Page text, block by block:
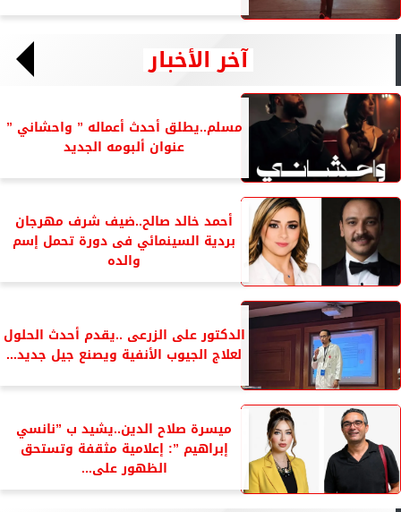
آخر الأخبار
مسلم..يطلق أحدث أعماله ” واحشاني ”
عنوان ألبومه الجديد
أحمد خالد صالح..ضيف شرف مهرجان
بردية السينمائي فى دورة تحمل إسم
والده
الدكتور على الزرعى ..يقدم أحدث الحلول
لعلاج الجيوب الأنفية ويصنع جيل جديد...
ميسرة صلاح الدين..يشيد ب ”نانسي
إبراهيم ”: إعلامية مثقفة وتستحق
الظهور على...